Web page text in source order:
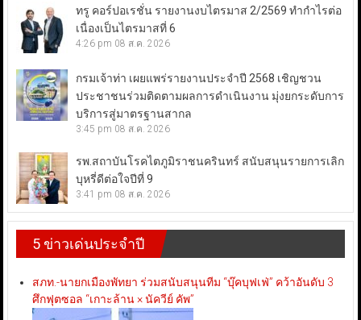
ทรู คอร์ปอเรชั่น รายงานงบไตรมาส 2/2569 ทำกำไรต่อ
เนื่องเป็นไตรมาสที่ 6
4:26 pm 08 ส.ค. 2026
กรมเจ้าท่า เผยแพร่รายงานประจำปี 2568 เชิญชวน
ประชาชนร่วมติดตามผลการดำเนินงาน มุ่งยกระดับการ
บริการสู่มาตรฐานสากล
3:45 pm 08 ส.ค. 2026
รพ.สถาบันโรคไตภูมิราชนครินทร์ สนับสนุนรายการเลิก
บุหรี่ดีต่อใจปีที่ 9
3:41 pm 08 ส.ค. 2026
5 ข่าวเด่นประจำปี
สภท.-นายกเมืองพัทยา ร่วมสนับสนุนทีม “บุ๊คบุฟเฟ่” คว้าอันดับ 3
ศึกฟุตซอล “เกาะล้าน × นัควีย์ คัพ”